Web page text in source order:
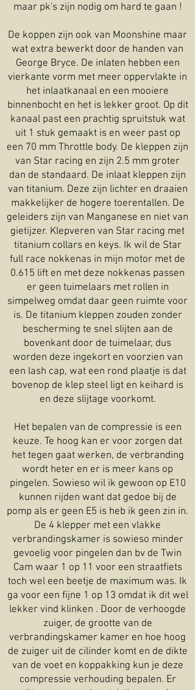
maar pk's zijn nodig om hard te gaan !
De koppen zijn ook van Moonshine maar
wat extra bewerkt door de handen van
George Bryce. De inlaten hebben een
vierkante vorm met meer oppervlakte in
het inlaatkanaal en een mooiere
binnenbocht en het is lekker groot. Op dit
kanaal past een prachtig spruitstuk wat
uit 1 stuk gemaakt is en weer past op
een 70 mm Throttle body. De kleppen zijn
van Star racing en zijn 2.5 mm groter
dan de standaard. De inlaat kleppen zijn
van titanium. Deze zijn lichter en draaien
makkelijker de hogere toerentallen. De
geleiders zijn van Manganese en niet van
gietijzer. Klepveren van Star racing met
titanium collars en keys. Ik wil de Star
full race nokkenas in mijn motor met de
0.615 lift en met deze nokkenas passen
er geen tuimelaars met rollen in
simpelweg omdat daar geen ruimte voor
is. De titanium kleppen zouden zonder
bescherming te snel slijten aan de
bovenkant door de tuimelaar, dus
worden deze ingekort en voorzien van
een lash cap, wat een rond plaatje is dat
bovenop de klep steel ligt en keihard is
en deze slijtage voorkomt.
Het bepalen van de compressie is een
keuze. Te hoog kan er voor zorgen dat
het tegen gaat werken, de verbranding
wordt heter en er is meer kans op
pingelen. Sowieso wil ik gewoon op E10
kunnen rijden want dat gedoe bij de
pomp als er geen E5 is heb ik geen zin in.
De 4 klepper met een vlakke
verbrandingskamer is sowieso minder
gevoelig voor pingelen dan bv de Twin
Cam waar 1 op 11 voor een straatfiets
toch wel een beetje de maximum was. Ik
ga voor een fijne 1 op 13 omdat ik dit wel
lekker vind klinken . Door de verhoogde
zuiger, de grootte van de
verbrandingskamer kamer en hoe hoog
de zuiger uit de cilinder komt en de dikte
van de voet en koppakking kun je deze
compressie verhouding bepalen. Er